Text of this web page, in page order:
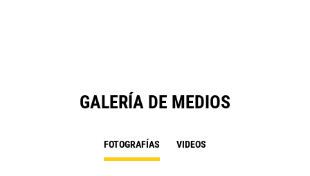
GALERÍA DE MEDIOS
FOTOGRAFÍAS VIDEOS